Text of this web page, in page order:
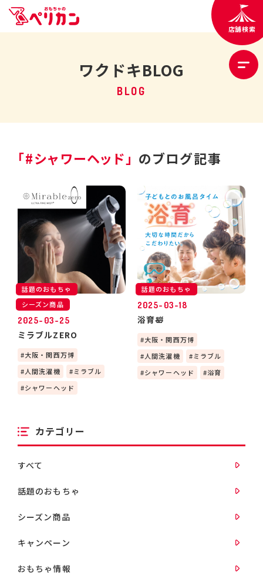
店舗検索
ワクドキBLOG
BLOG
「#シャワーヘッド」 のブログ記事
話題のおもちゃ
シーズン商品
2025-03-25
ミラブルZERO
大阪・関西万博
人間洗濯機
ミラブル
シャワーヘッド
話題のおもちゃ
2025-03-18
浴育🛀
大阪・関西万博
人間洗濯機
ミラブル
シャワーヘッド
浴育
カテゴリー
すべて
話題のおもちゃ
シーズン商品
キャンペーン
おもちゃ情報